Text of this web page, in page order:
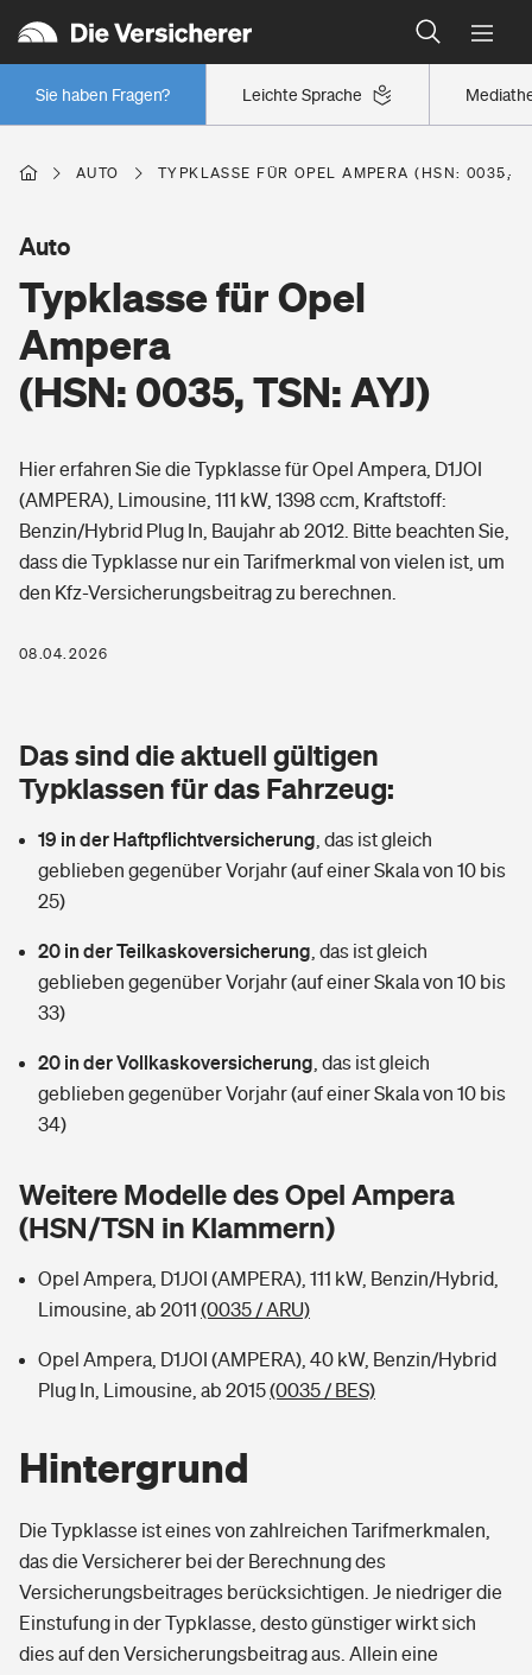
Leichte Sprache
Sie haben Fragen?
Wer versichert was: Jetzt Versicherer finden
Regionalklassen: So ist Ihre Region eingestuft
Wer versichert was: Jetzt Versicherer finden
Berufsunfähigkeitsversicherung
Erwerbsunfähigkeitsversicherung
Arbeitsrechtsschutz
Berufshaftpflichtversicherung
Rentenrechner: Wie viel Geld bekomme ich im Alter?
Wer versichert was: Jetzt Versicherer finden
Sie haben Fragen?
Wohnen
Wohngebäudeversicherung
Hausratversicherung
Elementarversicherung
Photovoltaik
Wärmepumpen versichern
Vermieterrrechtsschutz
Mietkautionsversicherung
Restkreditversicherung
Zur Übersicht
Hochwasser-Check: Wie gefährdet ist Ihr Haus?
Wer versichert was: Jetzt Versicherer finden
Sie haben Fragen?
Pri­vate Haft­pflicht­
Rechts­schutz­ver­si­che­rung
Kinderunfall­ver­si­che­rung
Reiseversicherung
Handyversicherung
Private Cyberversicherung
Musikinstrumentenversicherung
Zur Übersicht
Kinderunfall-Check: Mehr Sicherheit für deine Kids
Typklassen: So ist Ihr Auto eingestuft
Sie haben Fragen?
Gesundheit
Private Krankenversicherung
Tierkrankenversicherung
Zur Übersicht
Wer versichert was: Jetzt Versicherer finden
Sie haben Fragen?
Rentenrechner: Wie viel Geld bekomme ich im Alter?
AUTO TYPKLASSE FÜR OPEL AMPERA (HSN: 0035,
Typklasse für Opel
Ampera
(HSN: 0035, TSN: AYJ)
Auto
Hier erfahren Sie die Typklasse für Opel Ampera, D1JOI
(AMPERA), Limousine, 111 kW, 1398 ccm, Kraftstoff:
Benzin/Hybrid Plug In, Baujahr ab 2012. Bitte beachten Sie,
dass die Typklasse nur ein Tarifmerkmal von vielen ist, um
den Kfz-Versicherungsbeitrag zu berechnen.
08.04.2026
Das sind die aktuell gültigen
Typklassen für das Fahrzeug:
19 in der Haftpflichtversicherung das ist gleich
geblieben gegenüber Vorjahr (auf einer Skala von 10 bis
25)
20 in der Teilkaskoversicherung das ist gleich
geblieben gegenüber Vorjahr (auf einer Skala von 10 bis
33)
20 in der Vollkaskoversicherung das ist gleich
geblieben gegenüber Vorjahr (auf einer Skala von 10 bis
34)
Weitere Modelle des Opel Ampera
(HSN/TSN in Klammern)
Opel Ampera, D1JOI (AMPERA), 111 kW, Benzin/Hybrid,
Limousine, ab 2011 (0035 / ARU)
Opel Ampera, D1JOI (AMPERA), 40 kW, Benzin/Hybrid
Plug In, Limousine, ab 2015(0035 / BES)
Hintergrund
Die Typklasse ist eines von zahlreichen Tarifmerkmalen,
das die Versicherer bei der Berechnung des
Versicherungsbeitrages berücksichtigen. Je niedriger die
Einstufung in der Typklasse, desto günstiger wirkt sich
dies auf den Versicherungsbeitrag aus. Allein eine